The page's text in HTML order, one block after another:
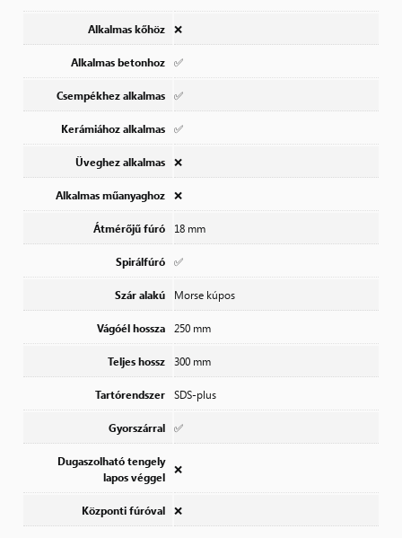
Alkalmas kőhöz ❌
Alkalmas betonhoz ✅
Csempékhez alkalmas ✅
Kerámiához alkalmas ✅
Üveghez alkalmas ❌
Alkalmas műanyaghoz ❌
Átmérőjű fúró 18 mm
Spirálfúró ✅
Szár alakú Morse kúpos
Vágóél hossza 250 mm
Teljes hossz 300 mm
Tartórendszer SDS-plus
Gyorszárral ✅
Dugaszolható tengely
lapos véggel
❌
Központi fúróval ❌